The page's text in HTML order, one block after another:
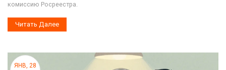
комиссию Росреестра.
Читать Далее
ЯНВ, 28